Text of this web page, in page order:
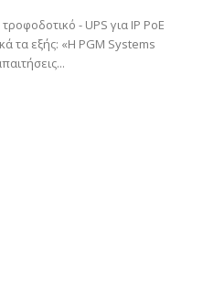
- UPS για IP PoE
τα εξής: «Η PGM Systems